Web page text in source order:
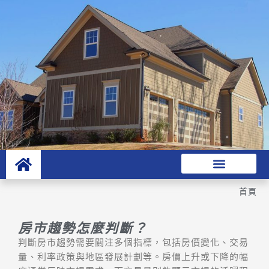
首頁
房市趨勢怎麼判斷？
判斷房市趨勢需要關注多個指標，包括房價變化、交易
量、利率政策與地區發展計劃等。房價上升或下降的幅